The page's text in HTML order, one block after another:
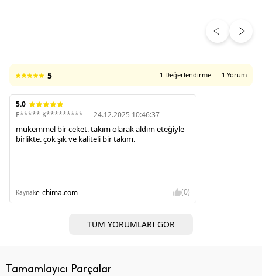
5 1 Değerlendirme 1 Yorum
5.0
E***** K*********
24.12.2025 10:46:37
mükemmel bir ceket. takım olarak aldım eteğiyle
birlikte. çok şık ve kaliteli bir takım.
Kaynake-chima.com (0)
TÜM YORUMLARI GÖR
Tamamlayıcı Parçalar